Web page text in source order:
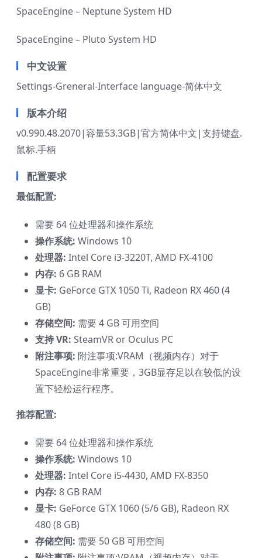
SpaceEngine – Neptune System HD
SpaceEngine – Pluto System HD
中文设置
Settings-Greneral-Interface language-简体中文
版本介绍
v0.990.48.2070|容量53.3GB|官方简体中文|支持键盘.
鼠标.手柄
配置要求
最低配置:
需要 64 位处理器和操作系统
操作系统: Windows 10
处理器: Intel Core i3-3220T, AMD FX-4100
内存: 6 GB RAM
显卡: GeForce GTX 1050 Ti, Radeon RX 460 (4
GB)
存储空间: 需要 4 GB 可用空间
支持 VR: SteamVR or Oculus PC
附注事项: 附注事项:VRAM（视频内存）对于
SpaceEngine非常重要，3GB显存足以在较低的设
置下轻松运行程序。
推荐配置:
需要 64 位处理器和操作系统
操作系统: Windows 10
处理器: Intel Core i5-4430, AMD FX-8350
内存: 8 GB RAM
显卡: GeForce GTX 1060 (5/6 GB), Radeon RX
480 (8 GB)
存储空间: 需要 50 GB 可用空间